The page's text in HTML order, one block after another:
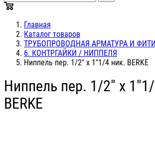
Главная
Каталог товаров
ТРУБОПРОВОДНАЯ АРМАТУРА И
6. КОНТРГАЙКИ / НИППЕЛЯ
Ниппель пер. 1/2" х 1"1/4 ник. BERKE
Ниппель пер. 1/2" х
BERKE